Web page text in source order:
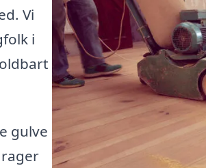
Vi
i
gulve